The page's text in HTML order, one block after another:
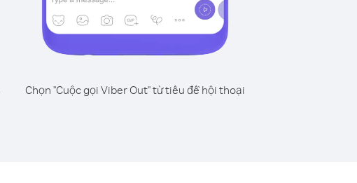
Chọn "Cuộc gọi Viber Out" từ tiêu đề hội thoại